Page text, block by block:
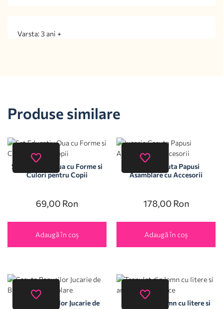
Varsta: 3 ani +
Produse similare
Set Educativ Oua cu Forme si
Culori pentru Copii
69,00 Ron
Adaugă în coș
Jucarie Casuta Papusi
Asamblare cu Accesorii
178,00 Ron
Adaugă în coș
Casuta Papusilor Jucarie de
Trenulet din lemn cu litere si